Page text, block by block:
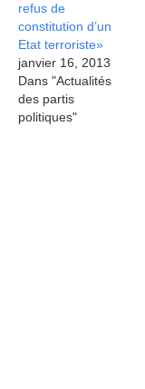
refus de
constitution d’un
Etat terroriste»
janvier 16, 2013
Dans "Actualités
des partis
politiques"